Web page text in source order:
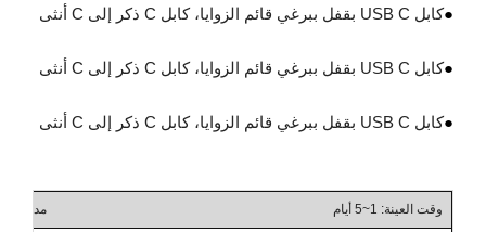
●كابل USB C بقفل ببرغي قائم الزوايا، كابل C ذكر إلى C أنثى
●كابل USB C بقفل ببرغي قائم الزوايا، كابل C ذكر إلى C أنثى
●كابل USB C بقفل ببرغي قائم الزوايا، كابل C ذكر إلى C أنثى
وقت العينة: 1~5 أيام مدة التسليم: